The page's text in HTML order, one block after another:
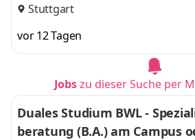
Stuttgart
vor 12 Tagen
Jobszu dieser Suche per
Duales Studium BWL -
beratung (B.A.) am Campus